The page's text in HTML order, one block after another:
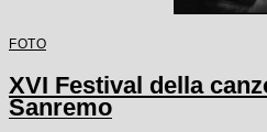
FOTO
XVI Festival della
Sanremo